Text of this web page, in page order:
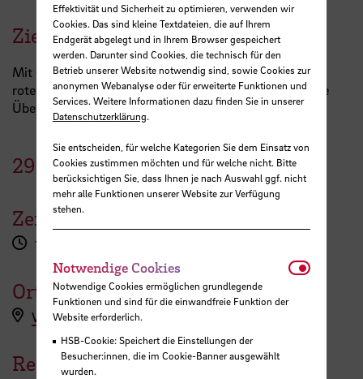
Zielsetzung
Mit der Textproduktion zu beginnen, Gliederungen/den
roten Faden erstellen oder verändern, eine thematische
Übersicht zu erlangen.
29. April2025
Zeit
16:45 - 20:00 Uhr
Ort
Workshopanmeldung hier
Referent:in
Effektivität und Sicherheit zu optimieren, verwenden wir
Cookies. Das sind kleine Textdateien, die auf Ihrem
Endgerät abgelegt und in Ihrem Browser gespeichert
werden. Darunter sind Cookies, die technisch für den
Betrieb unserer Website notwendig sind, sowie Cookies zur
anonymen Webanalyse oder für erweiterte Funktionen und
Services. Weitere Informationen dazu finden Sie in unserer
Datenschutzerklärung.
Sie entscheiden, für welche Kategorien Sie dem Einsatz von
Cookies zustimmen möchten und für welche nicht. Bitte
berücksichtigen Sie, dass Ihnen je nach Auswahl ggf. nicht
mehr alle Funktionen unserer Website zur Verfügung
stehen.
Notwendige Cookies
Notwendige Cookies ermöglichen grundlegende
Funktionen und sind für die einwandfreie Funktion der
Website erforderlich.
HSB-Cookie: Speichert die Einstellungen der
Besucher:innen, die im Cookie-Banner ausgewählt
wurden.